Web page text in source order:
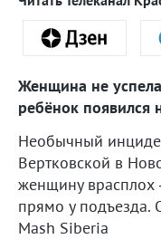
Женщина не
ребёнок появился
Необычный
Вертковской в
женщину врасплох
прямо у подъезда.
Mash Siberia